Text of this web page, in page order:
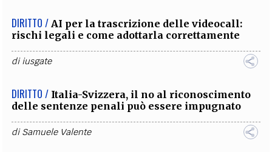
DIRITTO / AI per la trascrizione delle videocall:
rischi legali e come adottarla correttamente
diiusgate
DIRITTO / Italia-Svizzera, il no al riconoscimento
delle sentenze penali può essere impugnato
diSamuele Valente